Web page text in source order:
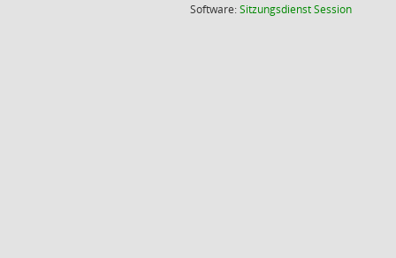
Software:SitzungsdienstSession(Wird in